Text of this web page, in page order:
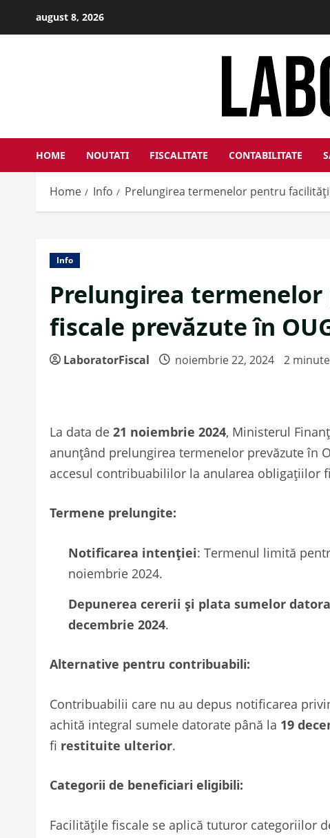
august 8, 2026
HOME NOUTATI FISCALITATE CONTABILITATE
Home Info Prelungirea termenelor pentru
Info
Prelungirea
fiscale prevăzute în
LaboratorFiscal noiembrie 22, 2024 2
La data de 21 noiembrie 2024, Ministerul
anunțând prelungirea termenelor prevăzute în
accesul contribuabililor la anularea obligațiilor
Termene prelungite:
Notificarea intenției: Termenul limită
noiembrie 2024.
Depunerea cererii și plata sumelor
decembrie 2024.
Alternative pentru contribuabili:
Contribuabilii care nu au depus notificarea
achită integral sumele datorate până la 19
fi restituite ulterior.
Categorii de beneficiari eligibili:
Facilitățile fiscale se aplică tuturor categoriilor